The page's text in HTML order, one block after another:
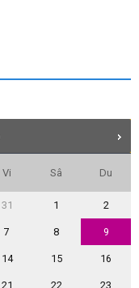
Vi Sâ Du
31 1 2
7 8 9
14 15 16
21 22 23